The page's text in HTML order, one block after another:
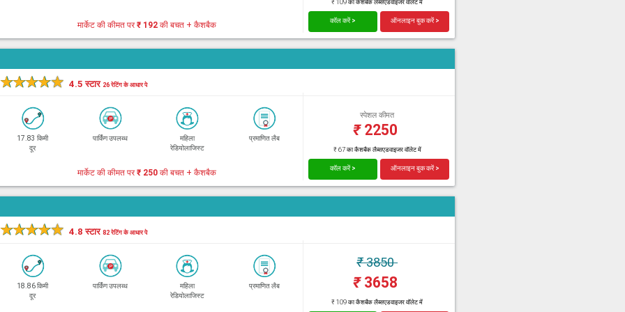
₹ 109 का कैशबैक लैब्सएडवाइजर वॉलेट में
मार्केट की कीमत पर₹ 192 की बचत + कैशबैक कॉल करें > ऑनलाइन बुक करें >
★★★★★ 4.5 स्टार 26 रेटिंग के आधार पे
17.83 किमी
दूर
पार्किंग उपलब्ध
महिला
रेडियोलाजिस्ट
प्रमाणित लैब
स्पेशल कीमत
₹2250
₹ 67 का कैशबैक लैब्सएडवाइजर वॉलेट में
मार्केट की कीमत पर₹ 250 की बचत + कैशबैक कॉल करें > ऑनलाइन बुक करें >
★★★★★ 4.8 स्टार82 रेटिंग के आधार पे
18.86 किमी
दूर
पार्किंग उपलब्ध
महिला
रेडियोलाजिस्ट
प्रमाणित लैब
₹3850
₹3658
₹ 109 का कैशबैक लैब्सएडवाइजर वॉलेट में